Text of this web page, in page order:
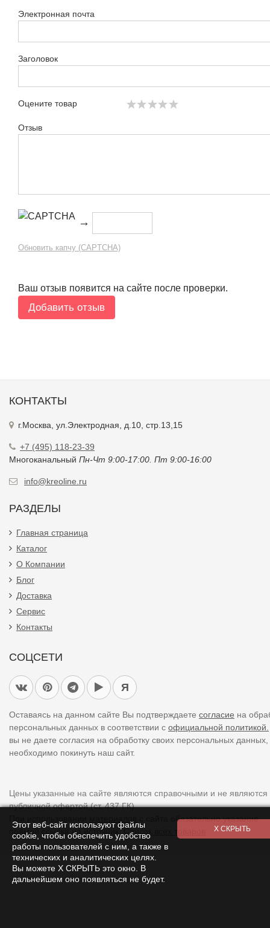
Электронная почта
Заголовок
Оцените товар
Отзыв
→
Обновить капчу (CAPTCHA)
Ваш отзыв появится на сайте после проверки.
КОНТАКТЫ
г.Москва, ул.Электродная, д.10, стр.13,15
+7 (495) 118-23-39
Многоканальный Пн-Чт 9:00-17:00. Пт 9:00-16:00
info@kreoline.ru
РАЗДЕЛЫ
Главная страница
Каталог
О Компании
Блог
Доставка
Сервис
Контакты
СОЦСЕТИ
Я
Оставаясь на данном сайте Вы подтверждаете согласие на
персональных данных в соответствии с официальной политикой.
вы не даете согласия на обработку своих персональных
необходимо покинуть наш сайт.
Цены указанные на сайте являются справочными и не являются
публичной офертой (ст. 437 ГК).
с сайта обязательно указание
прямой ссылки на источник.
Список всех товаров
Этот веб-сайт используют файлы
cookie, чтобы обеспечить удобство
работы пользователей с ним, а также в
технических и аналитических целях.
Вы можете Х СКРЫТЬ это окно. В
дальнейшем оно появляться не будет.